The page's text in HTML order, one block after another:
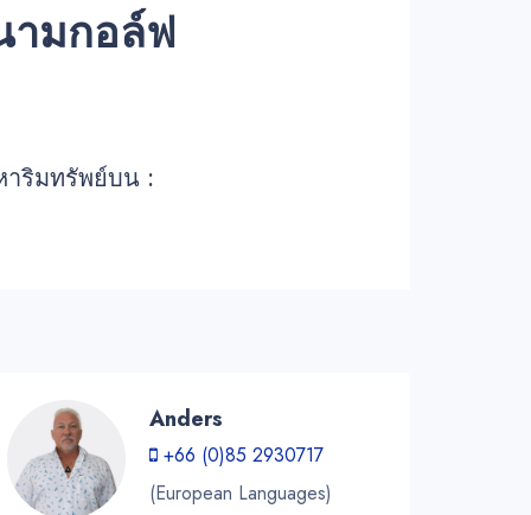
ามกอล์ฟ
าริมทรัพย์บน :
Anders
+66 (0)85 2930717
(European Languages)